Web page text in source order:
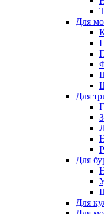
Для
Для
Для
Для